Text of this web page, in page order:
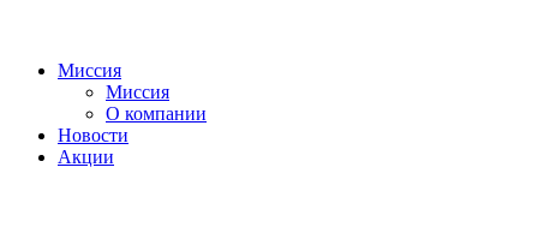
Миссия
Миссия
О компании
Новости
Акции